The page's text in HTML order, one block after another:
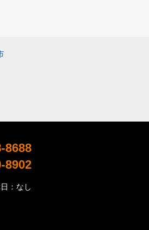
8688
8902
：なし